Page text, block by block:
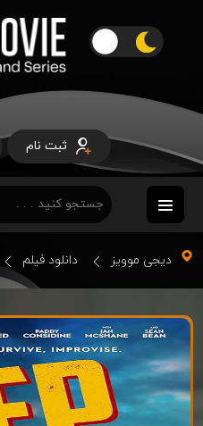
ثبت نام
دیجی موویز دانلود فیلم